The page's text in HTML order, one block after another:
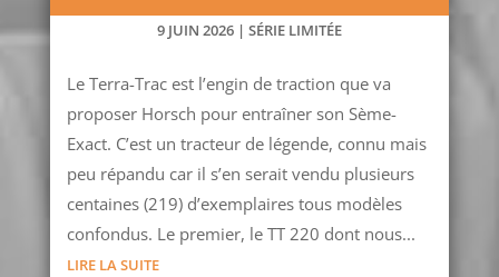
9 JUIN 2026| SÉRIE LIMITÉE
Le Terra-Trac est l’engin de traction que va
proposer Horsch pour entraîner son Sème-
Exact. C’est un tracteur de légende, connu mais
peu répandu car il s’en serait vendu plusieurs
centaines (219) d’exemplaires tous modèles
confondus. Le premier, le TT 220 dont nous...
LIRE LA SUITE